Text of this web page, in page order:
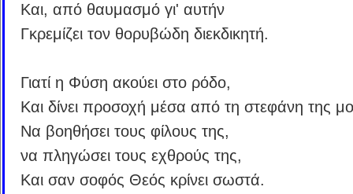
Και, από θαυμασμό γι' αυτήν
Γκρεμίζει τον θορυβώδη διεκδικητή.
Γιατί η Φύση ακούει στο ρόδο,
Και δίνει προσοχή μέσα από τη στεφάνη της
Να βοηθήσει τους φίλους της,
να πληγώσει τους εχθρούς της,
Και σαν σοφός Θεός κρίνει σωστά.